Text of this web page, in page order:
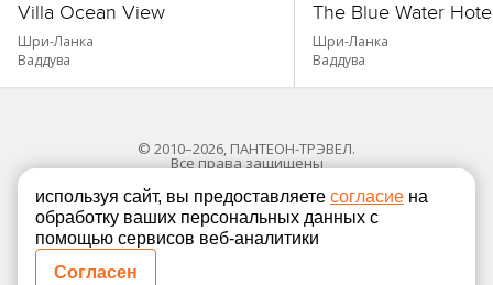
Villa Ocean View
Шри-Ланка
Ваддува
The Blue Water
Шри-Ланка
Ваддува
© 2010–2026, ПАНТЕОН-ТРЭВЕЛ.
Все права защищены
Политика в отношении обработки персональных
Согласие на обработку персональных данных
используя сайт, вы предоставляете согласие на
обработку ваших персональных данных с
помощью сервисов веб-аналитики
Согласен